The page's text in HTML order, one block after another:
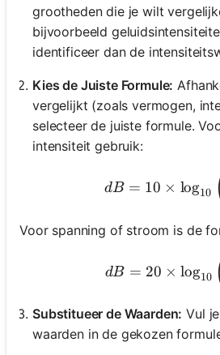
grootheden die je wilt
bijvoorbeeld
identificeer dan de
Kies de Juiste Formule:
vergelijkt (zoals vermogen,
selecteer de juiste formule.
intensiteit gebruik:
dB =
dB = 10 × log10
Voor spanning of stroom is de
dB =
dB = 20 × log10
Substitueer de Waarden: Vul
waarden in de gekozen